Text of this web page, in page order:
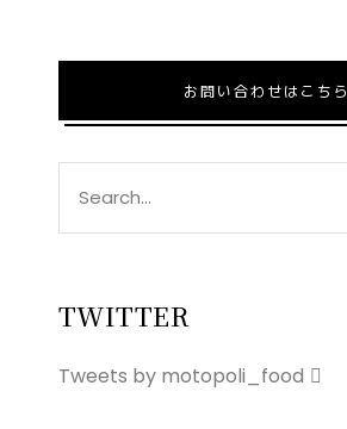
お問い合わせはこちら
for:
TWITTER
Tweets by motopoli_food